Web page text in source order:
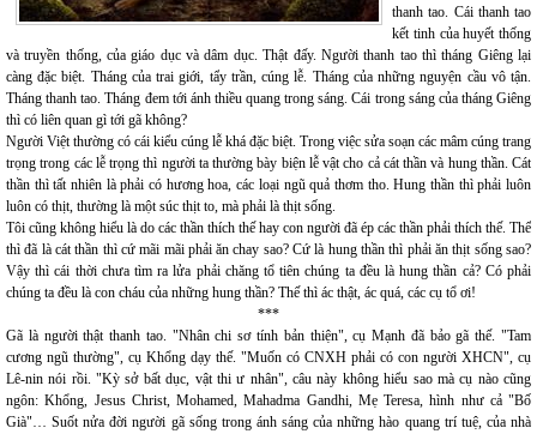
thanh tao. Cái thanh tao
kết tinh của huyết thống
và truyền thống, của giáo dục và dâm dục. Thật đấy. Người thanh tao thì tháng Giêng lại
càng đặc biệt. Tháng của trai giới, tẩy trần, cúng lễ. Tháng của những nguyện cầu vô tận.
Tháng thanh tao. Tháng đem tới ánh thiều quang trong sáng. Cái trong sáng của tháng Giêng
thì có liên quan gì tới gã không?
Người Việt thường có cái kiểu cúng lễ khá đặc biệt. Trong việc sửa soạn các mâm cúng trang
trọng trong các lễ trọng thì người ta thường bày biện lễ vật cho cả cát thần và hung thần. Cát
thần thì tất nhiên là phải có hương hoa, các loại ngũ quả thơm tho. Hung thần thì phải luôn
luôn có thịt, thường là một súc thịt to, mà phải là thịt sống.
Tôi cũng không hiểu là do các thần thích thế hay con người đã ép các thần phải thích thế. Thế
thì đã là cát thần thì cứ mãi mãi phải ăn chay sao? Cứ là hung thần thì phải ăn thịt sống sao?
Vậy thì cái thời chưa tìm ra lửa phải chăng tổ tiên chúng ta đều là hung thần cả? Có phải
chúng ta đều là con cháu của những hung thần? Thế thì ác thật, ác quá, các cụ tổ ơi!
***
Gã là người thật thanh tao. "Nhân chi sơ tính bản thiện", cụ Mạnh đã bảo gã thế. "Tam
cương ngũ thường", cụ Khổng dạy thế. "Muốn có CNXH phải có con người XHCN", cụ
Lê-nin nói rồi. "Kỳ sở bất dục, vật thi ư nhân", câu này không hiểu sao mà cụ nào cũng
ngôn: Khổng, Jesus Christ, Mohamed, Mahadma Gandhi, Mẹ Teresa, hình như cả "Bố
Già"… Suốt nửa đời người gã sống trong ánh sáng của những hào quang trí tuệ, của nhà